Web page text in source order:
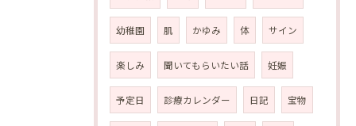
幼稚園 肌 かゆみ 体 サイン
楽しみ 聞いてもらいたい話 妊娠
予定日 診療カレンダー 日記 宝物